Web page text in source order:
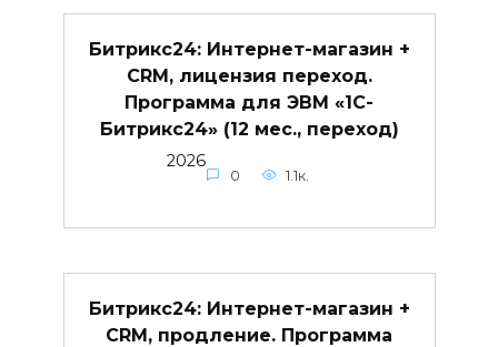
Битрикс24: Интернет-магазин +
CRM, лицензия переход.
Программа для ЭВМ «1С-
Битрикс24» (12 мес., переход)
2026
0 1.1к.
Битрикс24: Интернет-магазин +
CRM, продление. Программа